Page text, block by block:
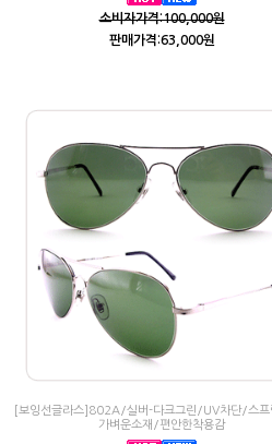
소비자가격:100,000원
판매가격:63,000원
[보잉선글라스]802A/실버-다크그린/UV차단/스프
가벼운소재/편안한착용감